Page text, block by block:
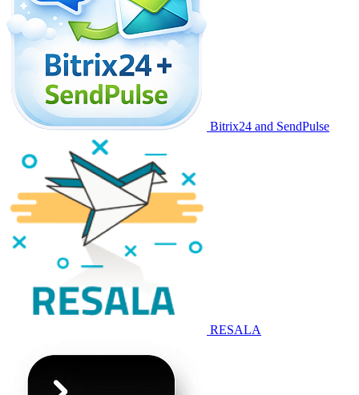
Bitrix24 and SendPulse
RESALA